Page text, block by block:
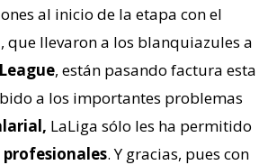
al inicio de la etapa con el
, que llevaron a los blanquiazules a
, están pasando factura esta
a los importantes problemas
LaLiga sólo les ha permitido
profesionales. Y gracias, pues con